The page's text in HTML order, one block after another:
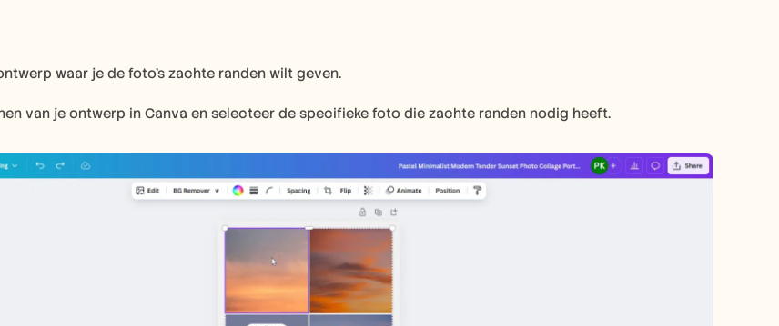
waar je de foto's zachte randen wilt geven.
van je ontwerp in Canva en selecteer de specifieke foto die zachte randen nodig heeft.